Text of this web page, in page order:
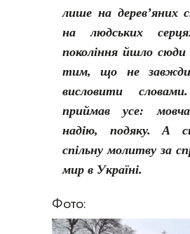
лише на дерев’яних
на людських
покоління йшло
тим, що не
висловити
приймав усе:
надію, подяку. А
спільну молитву за
мир в Україні.
Фото: